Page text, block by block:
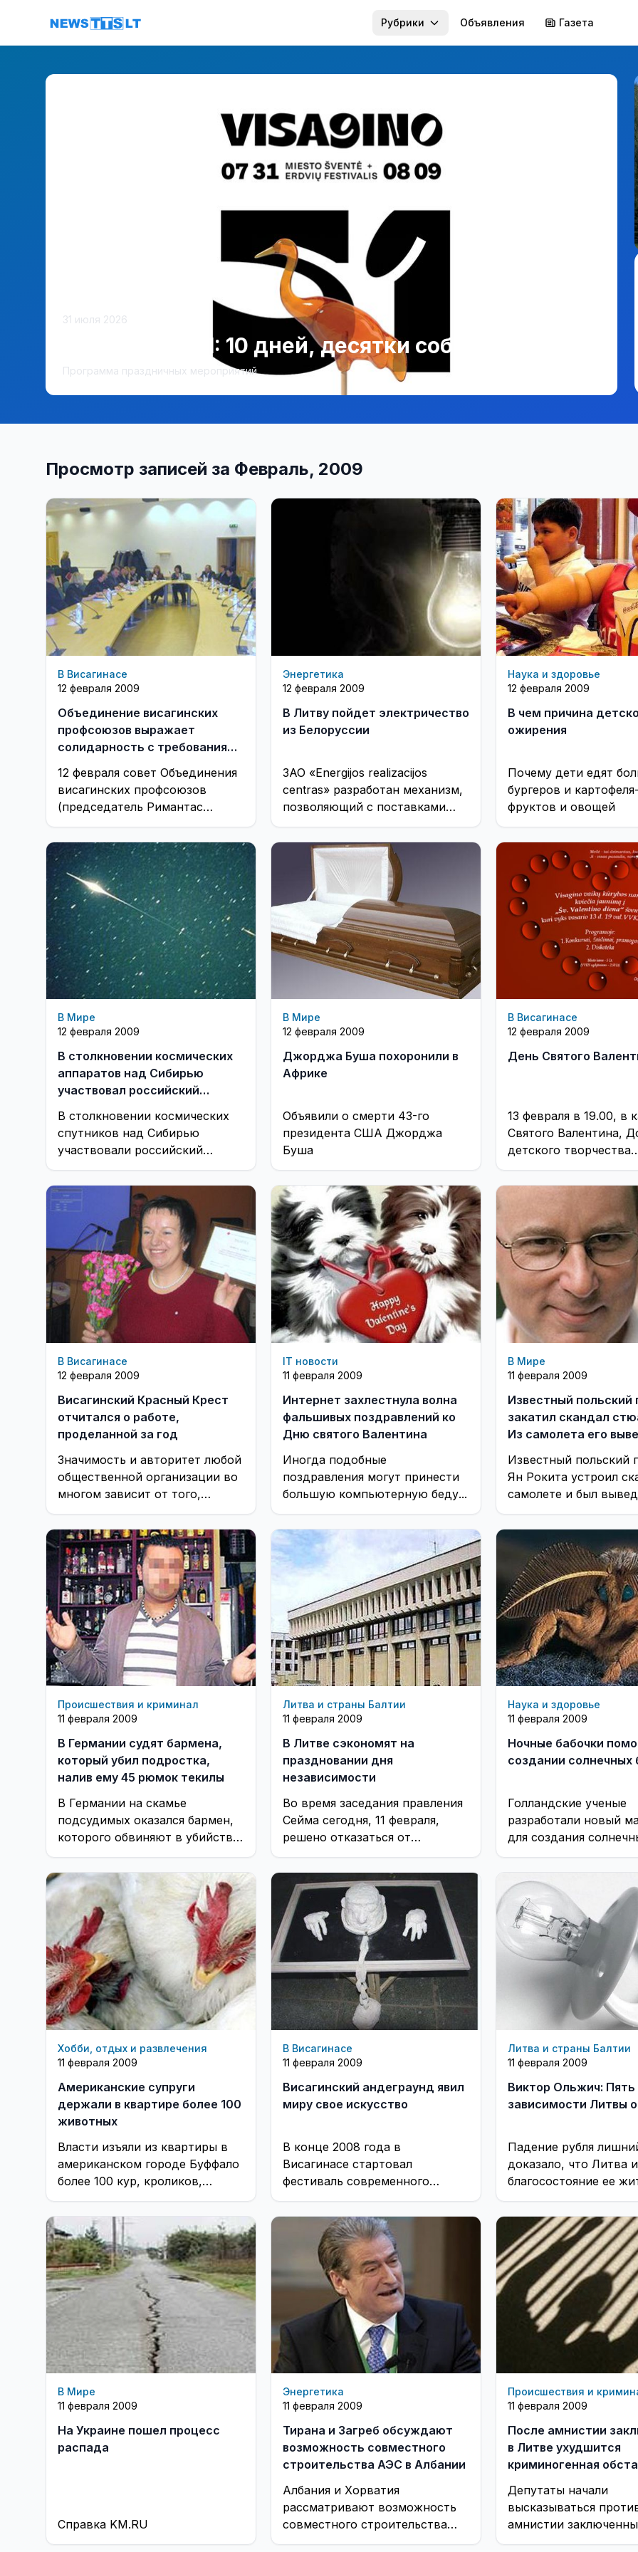
Перейти к содержимому
Рубрики Объявления Газета
31 июля 2026
Висагинасу 51: 10 дней, десятки событий
Программа праздничных мероприятий
Просмотр записей за Февраль, 2009
В Висагинасе
12 февраля 2009
Объединение висагинских
профсоюзов выражает
солидарность с требованиями
12 февраля совет Объединения
висагинских профсоюзов
(председатель Римантас
Кумпис), обсудив ситуацию,
которая сложилась после
принятия городским Советом
концепции двух единых ...
Энергетика
12 февраля 2009
В Литву пойдет электричество
из Белоруссии
ЗАО «Energijos realizacijos
centras» разработан механизм,
позволяющий с поставками
российской электроэнергии
поставлять в Литву
электроэнергию белорусского
производства
Наука и здоровье
12 февраля 2009
В чем причина
ожирения
Почему дети едят
бургеров и
фруктов и овощей
В Мире
12 февраля 2009
В столкновении космических
аппаратов над Сибирью
участвовал российский
В столкновении космических
спутников над Сибирью
участвовали российский
военный аппарат
«Космос-2251» и американский
аппарат Iridium-33
В Мире
12 февраля 2009
Джорджа Буша похоронили в
Африке
Объявили о смерти 43-го
президента США Джорджа
Буша
В Висагинасе
12 февраля 2009
День Святого
13 февраля в 19.00, в
Святого Валентина,
детского творчества
приглашает юношей
вместе встретить
В Висагинасе
12 февраля 2009
Висагинский Красный Крест
отчитался о работе,
проделанной за год
Значимость и авторитет любой
общественной организации во
многом зависит от того,
насколько общественность
информирована о ее
деятельности
IT новости
11 февраля 2009
Интернет захлестнула волна
фальшивых поздравлений ко
Дню святого Валентина
Иногда подобные
поздравления могут принести
большую компьютерную беду...
В Мире
11 февраля 2009
Известный польский
закатил скандал
Из самолета его
Известный польский
Ян Рокита устроил
самолете и был
оттуда в аэропорт
наручниках
Происшествия и криминал
11 февраля 2009
В Германии судят бармена,
который убил подростка,
налив ему 45 рюмок текилы
В Германии на скамье
подсудимых оказался бармен,
которого обвиняют в убийстве
по неосторожности 16-летнего
подростка.
Литва и страны Балтии
11 февраля 2009
В Литве сэкономят на
праздновании дня
независимости
Во время заседания правления
Сейма сегодня, 11 февраля,
решено отказаться от
торжественного приема в
честь празднования Дня
восстановления независимости
Литвы ...
Наука и здоровье
11 февраля 2009
Ночные бабочки
создании солнечных
Голландские ученые
разработали новый
для создания
батарей, в основу
бабочек
Хобби, отдых и развлечения
11 февраля 2009
Американские супруги
держали в квартире более 100
животных
Власти изъяли из квартиры в
американском городе Буффало
более 100 кур, кроликов,
грызунов, игуан, хорьков и
тарантулов
В Висагинасе
11 февраля 2009
Висагинский андеграунд явил
миру свое искусство
В конце 2008 года в
Висагинасе стартовал
фестиваль современного
молодёжного творчества
«Underground» +
«KUNSTKAMERA».
Литва и страны Балтии
11 февраля 2009
Виктор Ольжич: Пять
зависимости Литвы
Падение рубля
доказало, что Литва и
благосостояние ее
кровно зависят от
России
В Мире
11 февраля 2009
На Украине пошел процесс
распада
Справка KM.RU
Энергетика
11 февраля 2009
Тирана и Загреб обсуждают
возможность совместного
строительства АЭС в Албании
Албания и Хорватия
рассматривают возможность
совместного строительства
атомной электростанции на
Происшествия и
11 февраля 2009
После амнистии
в Литве ухудшится
криминогенная
Депутаты начали
высказываться
амнистии